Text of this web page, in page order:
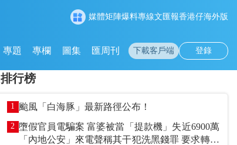
媒體矩陣爆料專線文匯報香港仔海外版
專題 專欄 圖集 匯周刊 下載客戶端 登錄
排行榜
1 颱風「白海豚」最新路徑公布！
2 墮假官員電騙案 富婆被當「提款機」失近6900萬
「內地公安」來電聲稱其干犯洗黑錢罪 要求轉賬